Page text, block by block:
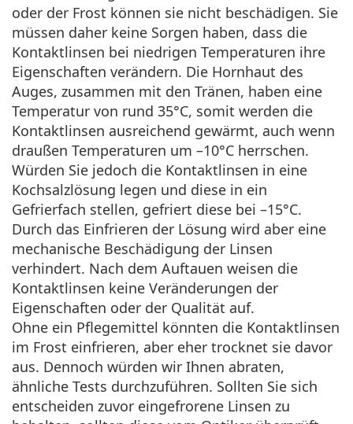
Persol
Prada
Alle Marken
ist offline
oder der Frost können sie nicht beschädigen. Sie
müssen daher keine Sorgen haben, dass die
Kontaktlinsen bei niedrigen Temperaturen ihre
Eigenschaften verändern. Die Hornhaut des
Auges, zusammen mit den Tränen, haben eine
Temperatur von rund 35°C, somit werden die
Kontaktlinsen ausreichend gewärmt, auch wenn
draußen Temperaturen um –10°C herrschen.
Würden Sie jedoch die Kontaktlinsen in eine
Kochsalzlösung legen und diese in ein
Gefrierfach stellen, gefriert diese bei –15°C.
Durch das Einfrieren der Lösung wird aber eine
mechanische Beschädigung der Linsen
verhindert. Nach dem Auftauen weisen die
Kontaktlinsen keine Veränderungen der
Eigenschaften oder der Qualität auf.
Ohne ein Pflegemittel könnten die Kontaktlinsen
im Frost einfrieren, aber eher trocknet sie davor
aus. Dennoch würden wir Ihnen abraten,
ähnliche Tests durchzuführen. Sollten Sie sich
entscheiden zuvor eingefrorene Linsen zu